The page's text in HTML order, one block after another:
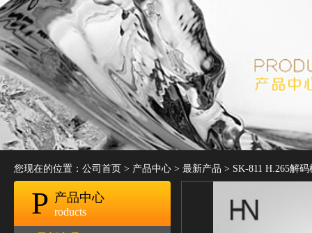
您现在的位置： 公司首页 > 产品中心 > 最新产品 > SK-811 H.265解
P 产品中心
roducts